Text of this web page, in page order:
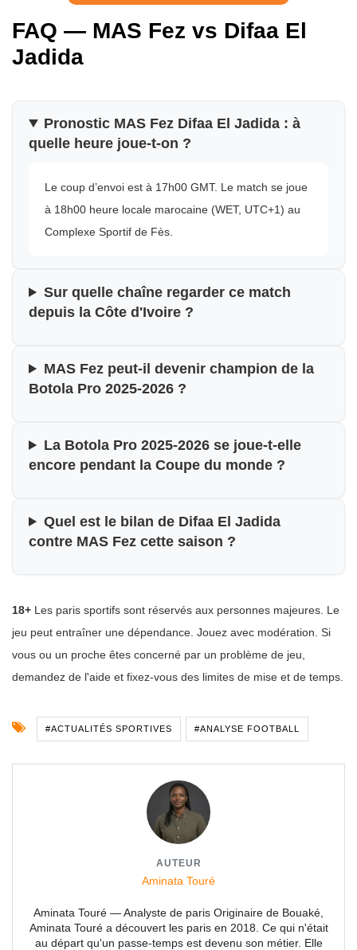
FAQ — MAS Fez vs Difaa El
Jadida
Pronostic MAS Fez Difaa El Jadida : à
quelle heure joue-t-on ?
Le coup d’envoi est à 17h00 GMT. Le match se joue
à 18h00 heure locale marocaine (WET, UTC+1) au
Complexe Sportif de Fès.
Sur quelle chaîne regarder ce match
depuis la Côte d'Ivoire ?
MAS Fez peut-il devenir champion de la
Botola Pro 2025-2026 ?
La Botola Pro 2025-2026 se joue-t-elle
encore pendant la Coupe du monde ?
Quel est le bilan de Difaa El Jadida
contre MAS Fez cette saison ?
18+ Les paris sportifs sont réservés aux personnes majeures. Le
jeu peut entraîner une dépendance. Jouez avec modération. Si
vous ou un proche êtes concerné par un problème de jeu,
demandez de l'aide et fixez-vous des limites de mise et de temps.
#ACTUALITÉS SPORTIVES #ANALYSE FOOTBALL
AUTEUR
Aminata Touré
Aminata Touré — Analyste de paris Originaire de Bouaké,
Aminata Touré a découvert les paris en 2018. Ce qui n'était
au départ qu'un passe-temps est devenu son métier. Elle